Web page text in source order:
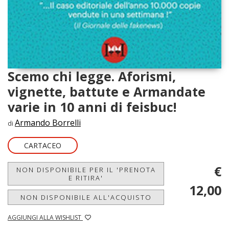
Scemo chi legge. Aforismi,
vignette, battute e Armandate
varie in 10 anni di feisbuc!
di Armando Borrelli
CARTACEO
NON DISPONIBILE PER IL 'PRENOTA
E RITIRA'
NON DISPONIBILE ALL'ACQUISTO
AGGIUNGI ALLA WISHLIST
€
12,00